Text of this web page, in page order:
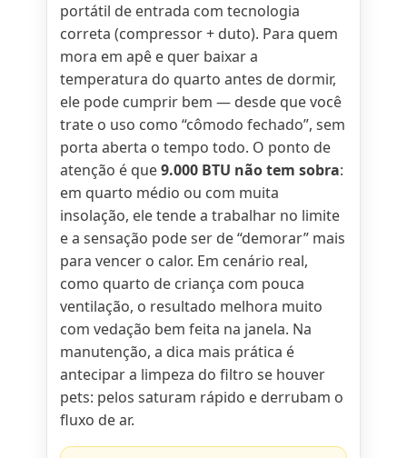
portátil de entrada com tecnologia
correta (compressor + duto). Para quem
mora em apê e quer baixar a
temperatura do quarto antes de dormir,
ele pode cumprir bem — desde que você
trate o uso como “cômodo fechado”, sem
porta aberta o tempo todo. O ponto de
atenção é que9.000 BTU não tem sobra:
em quarto médio ou com muita
insolação, ele tende a trabalhar no limite
e a sensação pode ser de “demorar” mais
para vencer o calor. Em cenário real,
como quarto de criança com pouca
ventilação, o resultado melhora muito
com vedação bem feita na janela. Na
manutenção, a dica mais prática é
antecipar a limpeza do filtro se houver
pets: pelos saturam rápido e derrubam o
fluxo de ar.